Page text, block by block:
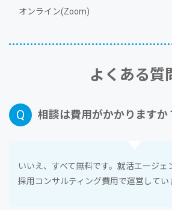
オンライン(Zoom)
よくある質
相談は費⽤がかかりますか
いいえ、すべて無料です。就活エージェ
採⽤コンサルティング費⽤で運営してい